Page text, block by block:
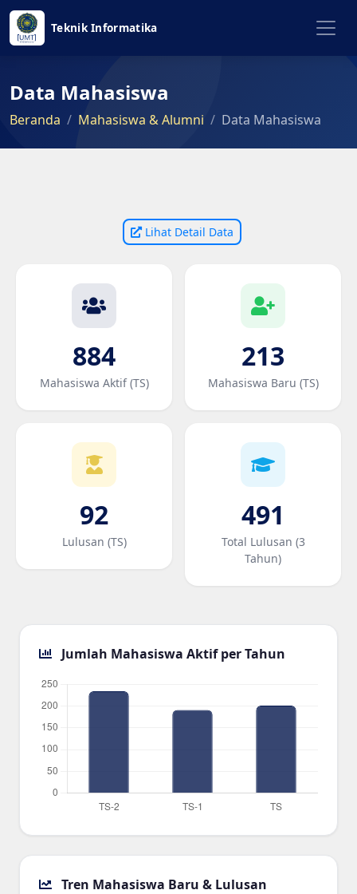
Teknik Informatika
Data Mahasiswa
Beranda Mahasiswa & Alumni Data Mahasiswa
Lihat Detail Data
884
Mahasiswa Aktif (TS)
213
Mahasiswa Baru (TS)
92
Lulusan (TS)
491
Total Lulusan (3
Tahun)
Jumlah Mahasiswa Aktif per Tahun
Tren Mahasiswa Baru & Lulusan